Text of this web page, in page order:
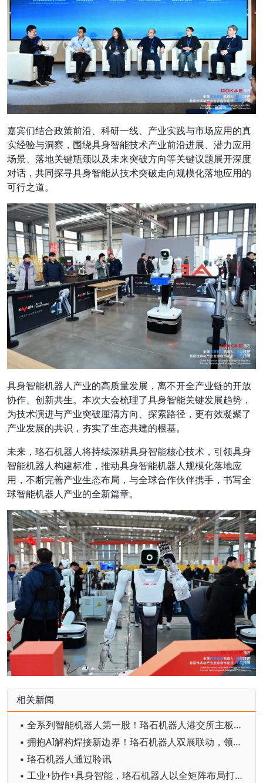
嘉宾们结合政策前沿、科研一线、产业实践与市场应用的真
实经验与洞察，围绕具身智能技术产业前沿进展、潜力应用
场景、落地关键瓶颈以及未来突破方向等关键议题展开深度
对话，共同探寻具身智能从技术突破走向规模化落地应用的
可行之道。
具身智能机器人产业的高质量发展，离不开全产业链的开放
协作、创新共生。本次大会梳理了具身智能关键发展趋势，
为技术演进与产业突破厘清方向、探索路径，更有效凝聚了
产业发展的共识，夯实了生态共建的根基。
未来，珞石机器人将持续深耕具身智能核心技术， 引领具身
智能机器人构建标准，推动具身智能机器人规模化落地应
用 ，不断完善产业生态布局，与全球合作伙伴携手，书写全
球智能机器人产业的全新篇章。
相关新闻
▪ 全系列智能机器人第一股！珞石机器人港交所主板上市
▪ 拥抱AI解构焊接新边界！珞石机器人双展联动，领跑智造时代
▪ 珞石机器人通过聆讯
▪ 工业+协作+具身智能，珞石机器人以全矩阵布局打开成长天花板